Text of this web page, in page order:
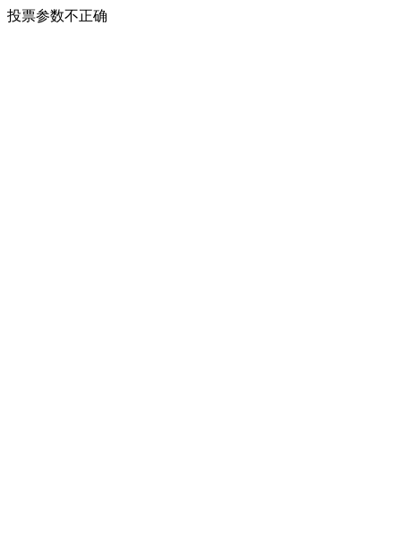
投票参数不正确